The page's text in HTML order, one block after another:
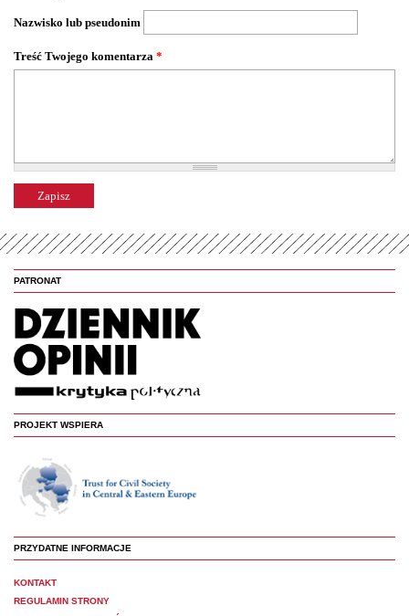
o
y
Nazwisko lub pseudonim
Treść Twojego komentarza *
PATRONAT
PROJEKT WSPIERA
PRZYDATNE INFORMACJE
KONTAKT
REGULAMIN STRONY